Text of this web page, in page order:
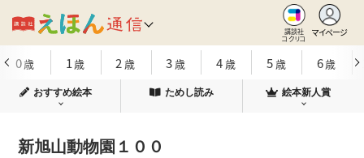
講談社
コクリコ
マイページ
0歳 1歳 2 歳 3歳 4歳 5歳 6歳
おすすめ絵本 ためし読み 絵本新人賞
新旭山動物園１００